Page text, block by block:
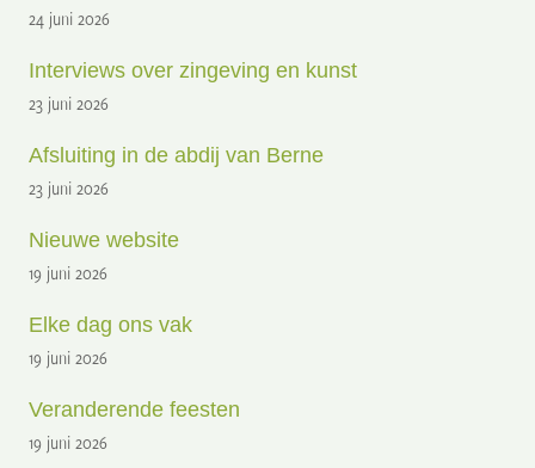
24 juni 2026
Interviews over zingeving en kunst
23 juni 2026
Afsluiting in de abdij van Berne
23 juni 2026
Nieuwe website
19 juni 2026
Elke dag ons vak
19 juni 2026
Veranderende feesten
19 juni 2026